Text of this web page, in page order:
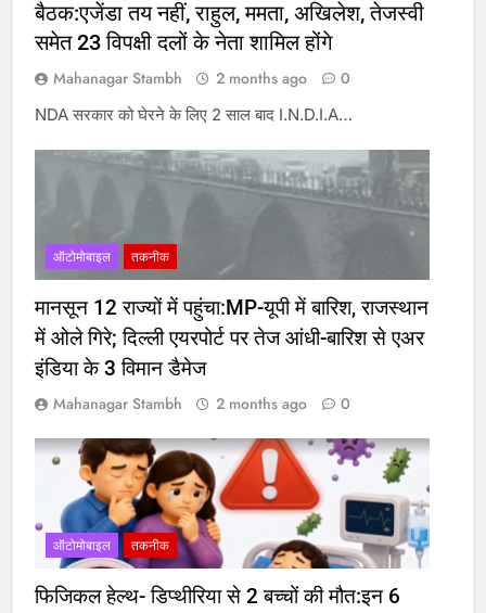
बैठक:एजेंडा तय नहीं, राहुल, ममता, अखिलेश, तेजस्वी
समेत 23 विपक्षी दलों के नेता शामिल होंगे
Mahanagar Stambh 2 months ago 0
NDA सरकार को घेरने के लिए 2 साल बाद I.N.D.I.A…
ऑटोमोबाइल तकनीक
मानसून 12 राज्यों में पहुंचा:MP-यूपी में बारिश, राजस्थान
में ओले गिरे; दिल्ली एयरपोर्ट पर तेज आंधी-बारिश से एअर
इंडिया के 3 विमान डैमेज
Mahanagar Stambh 2 months ago 0
ऑटोमोबाइल तकनीक
फिजिकल हेल्थ- डिप्थीरिया से 2 बच्चों की मौत:इन 6